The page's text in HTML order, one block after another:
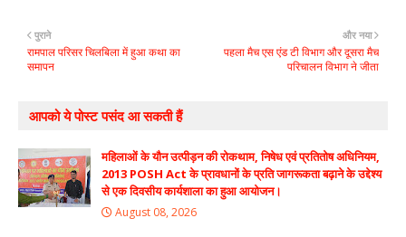
और नया
पहला मैच एस एंड टी विभाग और दूसरा मैच
परिचालन विभाग ने जीता
पुराने
रामपाल परिसर चिलबिला में हुआ कथा का
समापन
आपको ये पोस्ट पसंद आ सकती हैं
महिलाओं के यौन उत्पीड़न की रोकथाम, निषेध एवं प्रतितोष अधिनियम,
2013 POSH Act के प्रावधानों के प्रति जागरूकता बढ़ाने के उद्देश्य
से एक दिवसीय कार्यशाला का हुआ आयोजन।
August 08, 2026